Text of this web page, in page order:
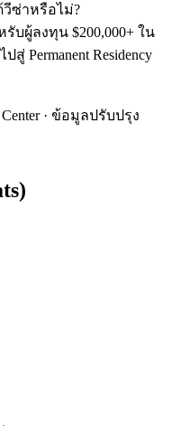
ซ่าหรือไม่?
บผู้ลงทุน $200,000+ ใน
Permanent Residency
· ข้อมูลปรับปรุง